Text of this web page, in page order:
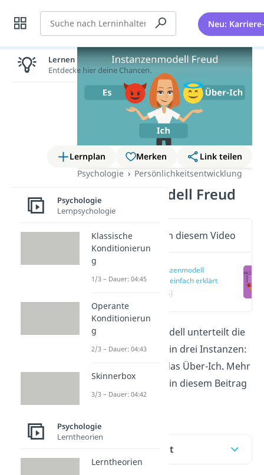
Suche Neu:
Lernplan Merken
Link teilen
Psychologie
Persönlichkeitsentwicklung
Instanzenmodell Freud
Wichtige Inhalte in diesem Video
Instanzenmodell
Freud einfach erklärt
(00:16)
Freuds Instanzenmodell unterteilt die
menschliche Psyche in drei Instanzen:
das Es, das Ich und das Über-Ich. Mehr
darüber erfährst du in diesem Beitrag
und imVideo.
Inhaltsübersicht
Lernen lohnt sich!
Entdecke hier deine Chancen.
Psychologie
Lernpsychologie
Klassische
Konditionierun
g
1/3 – Dauer: 04:45
Operante
Konditionierun
g
2/3 – Dauer: 04:43
Skinnerbox
3/3 – Dauer: 04:42
Psychologie
Lerntheorien
Lerntheorien